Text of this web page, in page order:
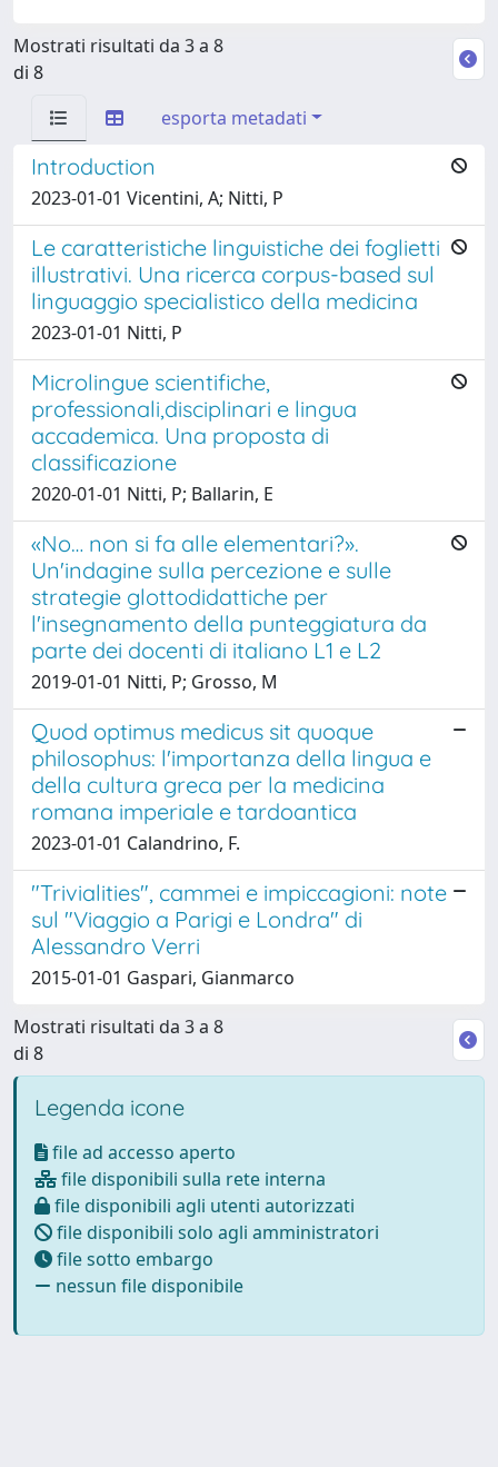
Mostrati risultati da 3 a 8
di 8
esporta metadati
Introduction
2023-01-01 Vicentini, A; Nitti, P
Le caratteristiche linguistiche dei foglietti
illustrativi. Una ricerca corpus-based sul
linguaggio specialistico della medicina
2023-01-01 Nitti, P
Microlingue scientifiche,
professionali,disciplinari e lingua
accademica. Una proposta di
classificazione
2020-01-01 Nitti, P; Ballarin, E
«No… non si fa alle elementari?».
Un'indagine sulla percezione e sulle
strategie glottodidattiche per
l'insegnamento della punteggiatura da
parte dei docenti di italiano L1 e L2
2019-01-01 Nitti, P; Grosso, M
Quod optimus medicus sit quoque
philosophus: l'importanza della lingua e
della cultura greca per la medicina
romana imperiale e tardoantica
2023-01-01 Calandrino, F.
"Trivialities", cammei e impiccagioni: note
sul "Viaggio a Parigi e Londra" di
Alessandro Verri
2015-01-01 Gaspari, Gianmarco
Mostrati risultati da 3 a 8
di 8
Legenda icone
file ad accesso aperto
file disponibili sulla rete interna
file disponibili agli utenti autorizzati
file disponibili solo agli amministratori
file sotto embargo
nessun file disponibile